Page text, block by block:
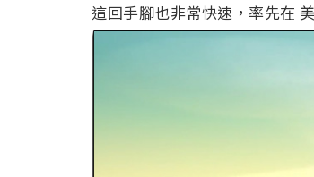
這回手腳也非常快速，率先在